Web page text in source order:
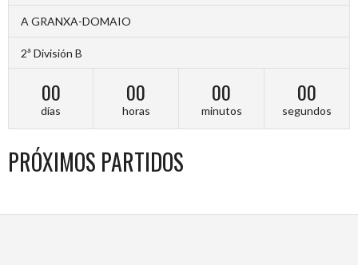
A GRANXA-DOMAIO
2ª División B
00
días
00
horas
00
minutos
00
segundos
PRÓXIMOS PARTIDOS